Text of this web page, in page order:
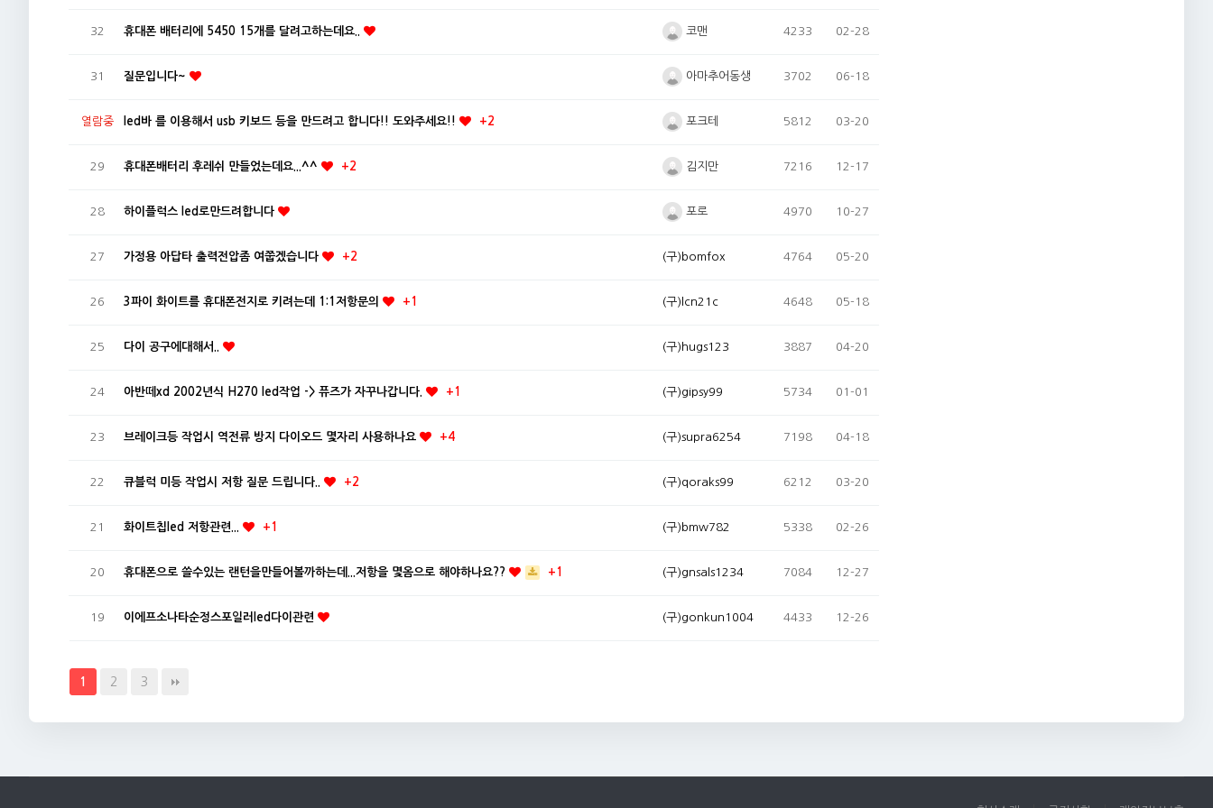
32 휴대폰 배터리에 5450 15개를 달려고하는데요.. 코맨 4233 02-28
31 질문입니다~ 아마추어동생 3702 06-18
열람중 led바 를 이용해서 usb 키보드 등을 만드려고 합니다!! 도와주세요!! +2 포크테 5812 03-20
29 휴대폰배터리 후레쉬 만들었는데요...^^ +2 김지만 7216 12-17
28 하이플럭스 led로만드려합니다 포로 4970 10-27
27 가정용 아답타 출력전압좀 여쭙겠습니다 +2 (구)bomfox 4764 05-20
26 3파이 화이트를 휴대폰전지로 키려는데 1:1저항문의 +1 (구)lcn21c 4648 05-18
25 다이 공구에대해서.. (구)hugs123 3887 04-20
24 아반떼xd 2002년식 H270 led작업 -> 퓨즈가 자꾸나갑니다. +1 (구)gipsy99 5734 01-01
23 브레이크등 작업시 역전류 방지 다이오드 몇자리 사용하나요 +4 (구)supra6254 7198 04-18
22 큐블럭 미등 작업시 저항 질문 드립니다.. +2 (구)qoraks99 6212 03-20
21 화이트칩led 저항관련... +1 (구)bmw782 5338 02-26
20 휴대폰으로 쓸수있는 랜턴을만들어볼까하는데...저항을 몇옴으로 해야하나요?? +1 (구)gnsals1234 7084 12-27
19 이에프소나타순정스포일러led다이관련 (구)gonkun1004 4433 12-26
1 2 3